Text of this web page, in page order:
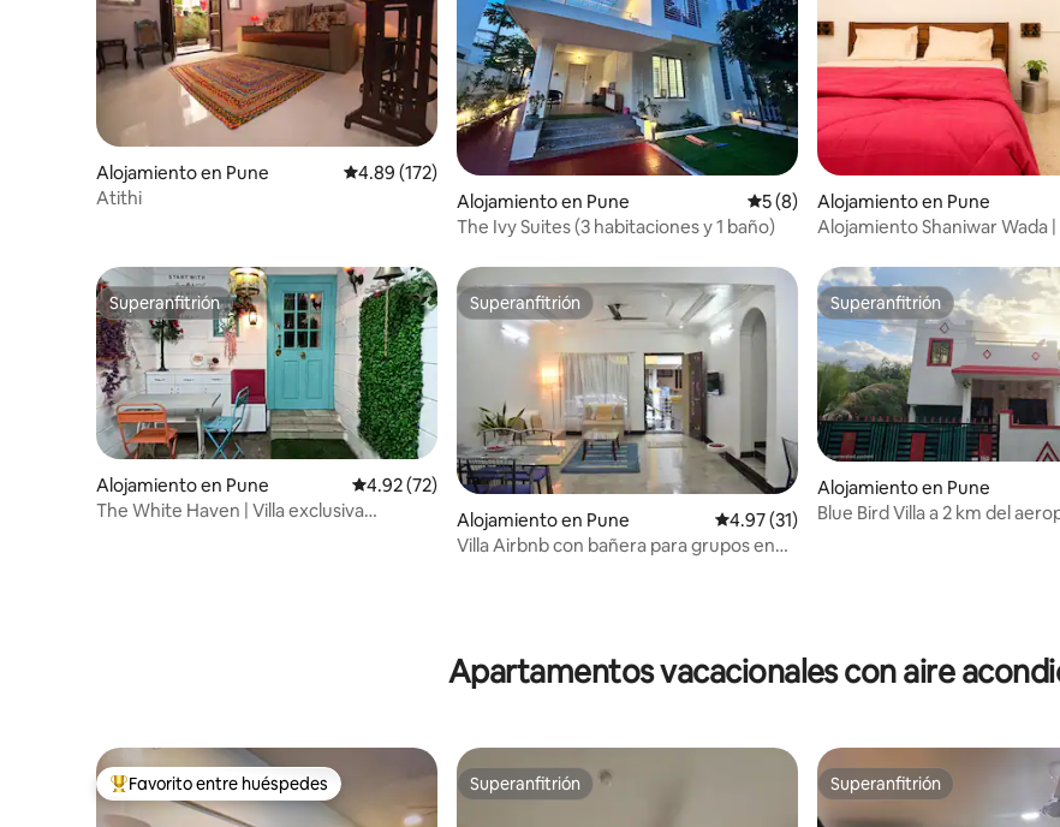
Alojamiento en Pune Calificación promedio: 4.89 de 5, 172 reseñas
4.89 (172)
Atithi
Alojamiento en Pune Calificación promedio: 5 de 5, 8
5 (8)
The Ivy Suites (3 habitaciones y 1 baño)
Alojamiento en Pune
Alojamiento Shaniwar Wada
acondicionados
Superanfitrión
Superanfitrión
Alojamiento en Pune Calificación promedio: 4.92 de 5, 72 reseñas
4.92 (72)
The White Haven | Villa exclusiva
Superanfitrión
Superanfitrión
Alojamiento en Pune Calificación promedio: 4.97 de 5, 31
4.97 (31)
Villa Airbnb con bañera para grupos en
Superanfitrión
Superanfitrión
Alojamiento en Pune
Blue Bird Villa a 2 km del
Apartamentos vacacionales con aire
Favorito entre huéspedes preferido
Favorito entre huéspedes Superanfitrión
Superanfitrión Superanfitrión
Superanfitrión